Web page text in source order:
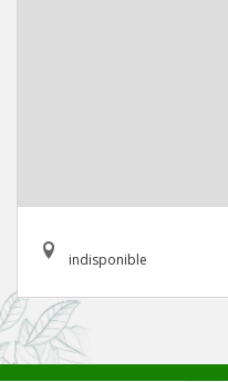
indisponible